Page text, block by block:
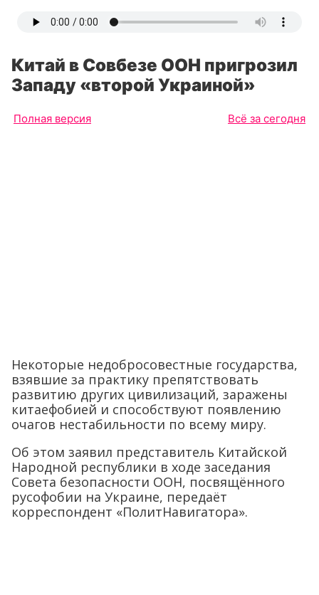
Китай в Совбезе ООН пригрозил
Западу «второй Украиной»
Полная версия Всё за сегодня
Некоторые недобросовестные государства,
взявшие за практику препятствовать
развитию других цивилизаций, заражены
китаефобией и способствуют появлению
очагов нестабильности по всему миру.
Об этом заявил представитель Китайской
Народной республики в ходе заседания
Совета безопасности ООН, посвящённого
русофобии на Украине, передаёт
корреспондент «ПолитНавигатора».